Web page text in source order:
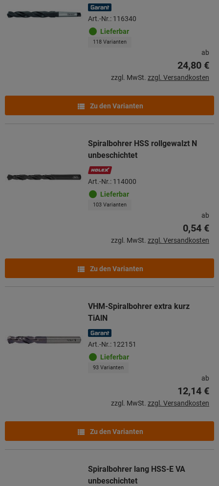
Art.-Nr.: 116340
Lieferbar
118 Varianten
ab
24,80 €
zzgl. MwSt. zzgl. Versandkosten
Zu den Varianten
Spiralbohrer HSS rollgewalzt N
unbeschichtet
Art.-Nr.: 114000
Lieferbar
103 Varianten
ab
0,54 €
zzgl. MwSt. zzgl. Versandkosten
Zu den Varianten
VHM-Spiralbohrer extra kurz
TiAlN
Art.-Nr.: 122151
Lieferbar
93 Varianten
ab
12,14 €
zzgl. MwSt. zzgl. Versandkosten
Zu den Varianten
Spiralbohrer lang HSS-E VA
unbeschichtet